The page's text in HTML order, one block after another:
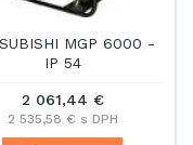
MGP 6000 -
IP 54
2 061,44 €
2 535,58 € s DPH